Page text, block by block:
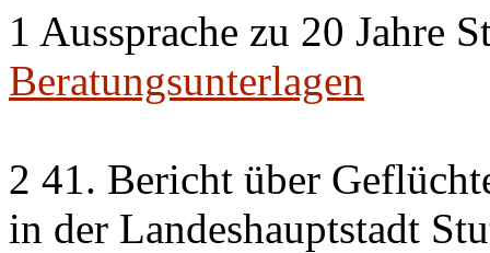
1 Aussprache zu 20 Jahre
Beratungsunterlagen
2 41. Bericht über
in der Landeshauptstadt